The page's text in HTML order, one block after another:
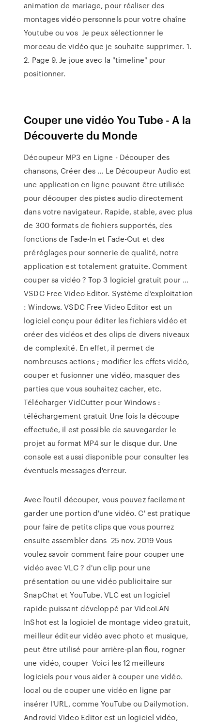
animation de mariage, pour réaliser des
montages vidéo personnels pour votre chaîne
Youtube ou vos Je peux sélectionner le
morceau de vidéo que je souhaite supprimer. 1.
2. Page 9. Je joue avec la "timeline" pour
positionner.
Couper une vidéo You Tube - A la
Découverte du Monde
Découpeur MP3 en Ligne - Découper des
chansons, Créer des ... Le Découpeur Audio est
une application en ligne pouvant être utilisée
pour découper des pistes audio directement
dans votre navigateur. Rapide, stable, avec plus
de 300 formats de fichiers supportés, des
fonctions de Fade-In et Fade-Out et des
préréglages pour sonnerie de qualité, notre
application est totalement gratuite. Comment
couper sa vidéo ? Top 3 logiciel gratuit pour ...
VSDC Free Video Editor. Système d’exploitation
: Windows. VSDC Free Video Editor est un
logiciel conçu pour éditer les fichiers vidéo et
créer des vidéos et des clips de divers niveaux
de complexité. En effet, il permet de
nombreuses actions ; modifier les effets vidéo,
couper et fusionner une vidéo, masquer des
parties que vous souhaitez cacher, etc.
Télécharger VidCutter pour Windows :
téléchargement gratuit Une fois la découpe
effectuée, il est possible de sauvegarder le
projet au format MP4 sur le disque dur. Une
console est aussi disponible pour consulter les
éventuels messages d'erreur.
Avec l'outil découper, vous pouvez facilement
garder une portion d'une vidéo. C' est pratique
pour faire de petits clips que vous pourrez
ensuite assembler dans 25 nov. 2019 Vous
voulez savoir comment faire pour couper une
vidéo avec VLC ? d'un clip pour une
présentation ou une vidéo publicitaire sur
SnapChat et YouTube. VLC est un logiciel
rapide puissant développé par VideoLAN
InShot est la logiciel de montage video gratuit,
meilleur éditeur vidéo avec photo et musique,
peut être utilisé pour arrière-plan flou, rogner
une vidéo, couper Voici les 12 meilleurs
logiciels pour vous aider à couper une vidéo.
local ou de couper une vidéo en ligne par
insérer l'URL, comme YouTube ou Dailymotion.
Androvid Video Editor est un logiciel vidéo,